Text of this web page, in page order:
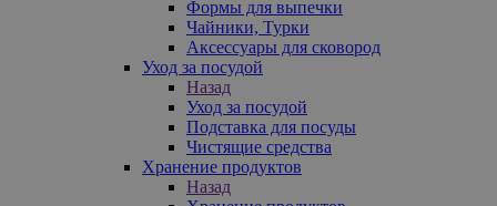
Формы для выпечки
Чайники, Турки
Аксессуары для сковород
Уход за посудой
Назад
Уход за посудой
Подставка для посуды
Чистящие средства
Хранение продуктов
Назад